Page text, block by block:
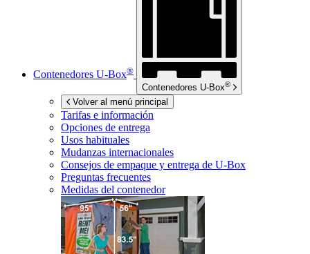
Contenedores U-Box®
Contenedores U-Box®
Volver al menú principal
Tarifas e información
Opciones de entrega
Usos habituales
Mudanzas internacionales
Consejos de empaque y entrega de U-Box
Preguntas frecuentes
Medidas del contenedor